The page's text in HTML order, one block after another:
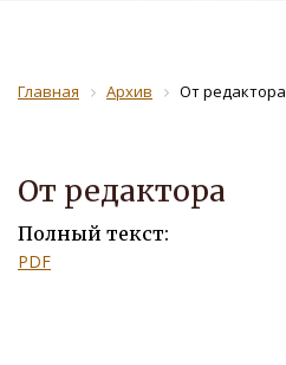
Главная Архив От редактора
От редактора
Полный текст:
PDF